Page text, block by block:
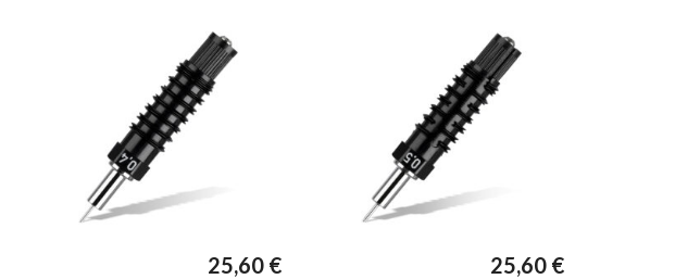
25,60 € 25,60 €